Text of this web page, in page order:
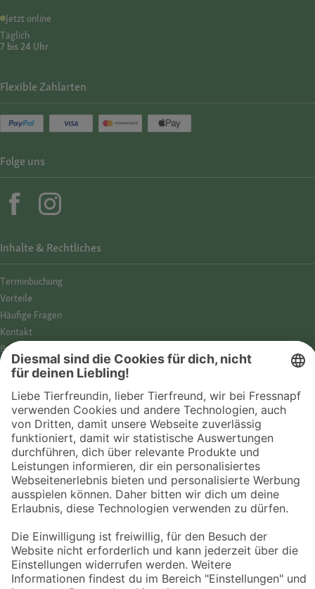
Jetzt online
Täglich
7 bis 24 Uhr
© 2026 Fressnapf Tiernahrungs GmbH
Westpreußenstraße 32-38
Inhalte & Rechtliches
Termin­buchung
Vorteile
Häufige Fragen
Kontakt
Barrierefreiheit
Impressum
Datenschutz­hinweise
Cookies
AGB
Entdecke Fressnapf
Tierversicherung
GPS-Tracker
Fressnapf Salon
Online-Shop
Flexible Zahlarten
Folge uns